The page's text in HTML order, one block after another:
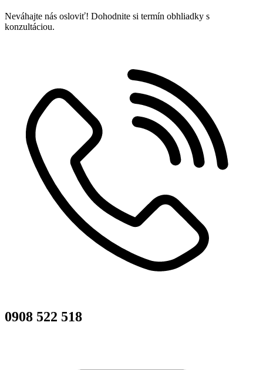
Neváhajte nás osloviť! Dohodnite si termín obhliadky s
konzultáciou.
0908 522 518